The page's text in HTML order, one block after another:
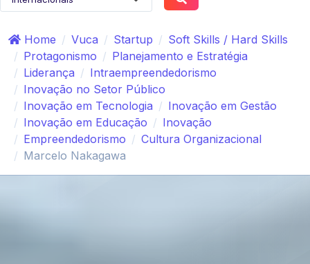
Home Vuca Startup
Soft Skills / Hard Skills
Protagonismo
Planejamento e Estratégia
Liderança
Intraempreendedorismo
Inovação no Setor Público
Inovação em Tecnologia
Inovação em Gestão
Inovação em Educação
Inovação
Empreendedorismo
Cultura Organizacional
Marcelo Nakagawa